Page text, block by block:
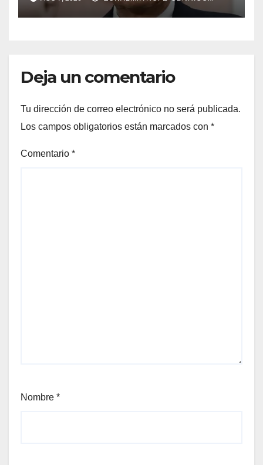
Raúl Onofre
Deja un comentario
Tu dirección de correo electrónico no será publicada.
Los campos obligatorios están marcados con *
Comentario *
Nombre *